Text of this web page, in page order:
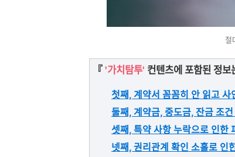
절
『 '가치탐투' 컨텐츠에 포함된 정보
첫째, 계약서 꼼꼼히 안 읽고 사
둘째, 계약금, 중도금, 잔금 조
셋째, 특약 사항 누락으로 인한
넷째, 권리관계 확인 소홀로 인